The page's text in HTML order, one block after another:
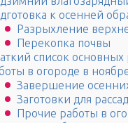
к осенней
Разрыхление
Перекопка почвы
список основных
в огороде в
Завершение
Заготовки для
Прочие работы в